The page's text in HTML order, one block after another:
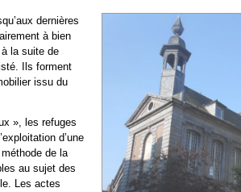
dernières
à bien
la suite de
Ils forment
issu du
», les refuges
d’une
de la
au sujet des
Les actes